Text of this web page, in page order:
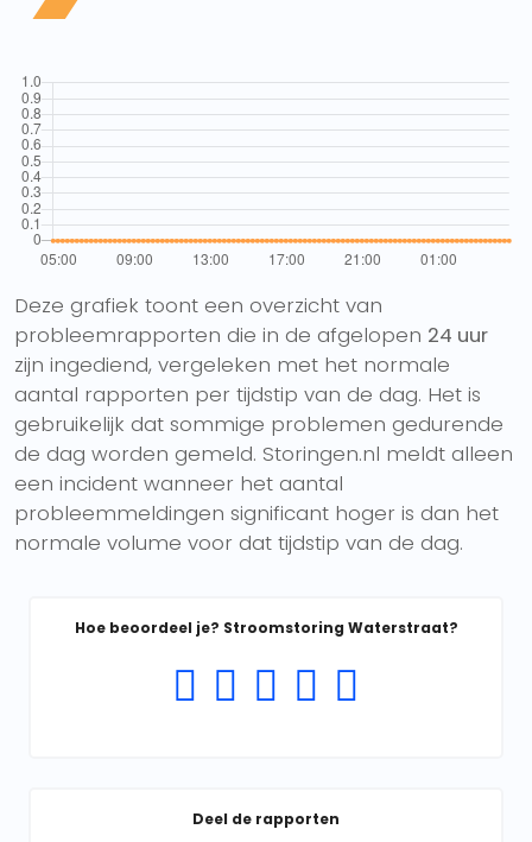
Deze grafiek toont een overzicht van
probleemrapporten die in de afgelopen 24 uur
zijn ingediend, vergeleken met het normale
aantal rapporten per tijdstip van de dag. Het is
gebruikelijk dat sommige problemen gedurende
de dag worden gemeld. Storingen.nl meldt alleen
een incident wanneer het aantal
probleemmeldingen significant hoger is dan het
normale volume voor dat tijdstip van de dag.
Hoe beoordeel je? Stroomstoring Waterstraat?
Deel de rapporten